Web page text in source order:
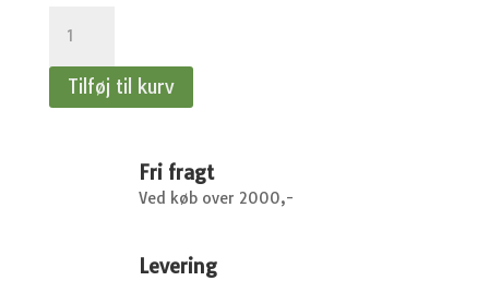
Vert
petitTilføj til kurv
Fri fragt
Ved køb over 2000,-
Levering